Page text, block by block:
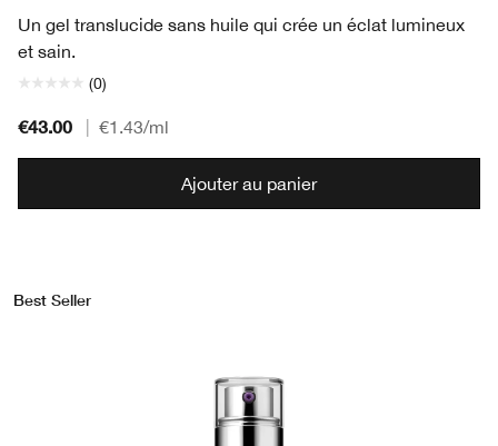
Un gel translucide sans huile qui crée un éclat lumineux
et sain.
(0)
€43.00 €1.43/ml
Ajouter au panier
Best Seller